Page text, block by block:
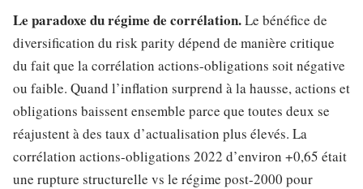
Le paradoxe du régime de corrélation.Le bénéfice de
diversification du risk parity dépend de manière critique
du fait que la corrélation actions-obligations soit négative
ou faible. Quand l’inflation surprend à la hausse, actions et
obligations baissent ensemble parce que toutes deux se
réajustent à des taux d’actualisation plus élevés. La
corrélation actions-obligations 2022 d’environ +0,65 était
une rupture structurelle vs le régime post-2000 pour